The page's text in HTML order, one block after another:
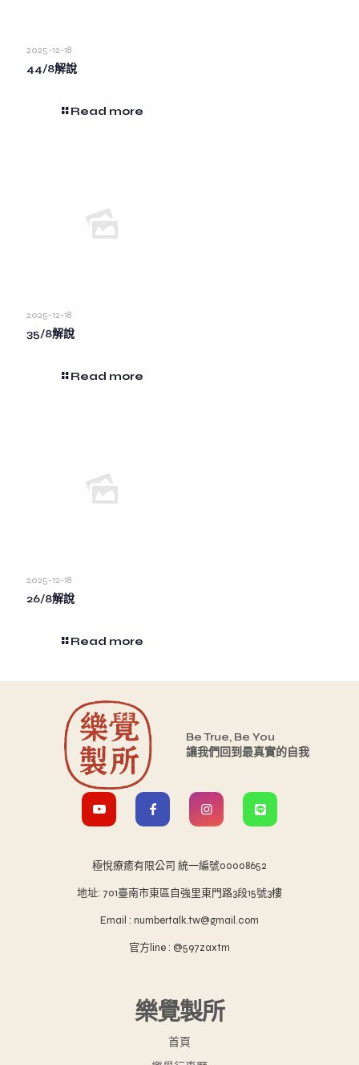
2025-12-18
44/8解說
Read more
2025-12-18
35/8解說
Read more
2025-12-18
26/8解說
Read more
Be True, Be You
讓我們回到最真實的自我
極悅療癒有限公司 統一編號00008652
地址: 701臺南市東區自強里東門路3段15號3樓
Email : numbertalk.tw@gmail.com
官方line : @597zaxtm
樂覺製所
首頁